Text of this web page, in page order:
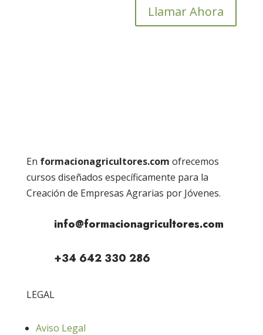
Llamar Ahora
En formacionagricultores.com ofrecemos
cursos diseñados específicamente para la
Creación de Empresas Agrarias por Jóvenes.
info@formacionagricultores.com
+34 642 330 286
LEGAL
Aviso Legal